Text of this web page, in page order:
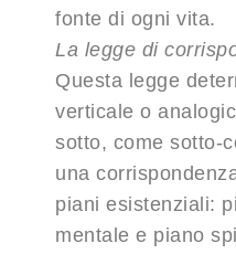
fonte di ogni vita.
La legge di
Questa legge
verticale o
sotto, come sotto-
una
piani esistenziali:
mentale e piano